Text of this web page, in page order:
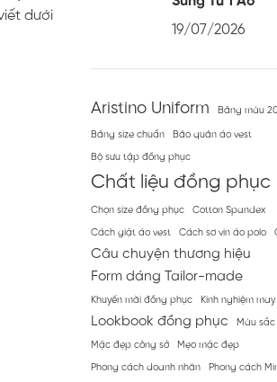
dưới
19/07/2026
Aristino Uniform Bảng màu
Bảng size chuẩn Bảo quản áo vest
Bộ sưu tập đồng phục
Chất liệu đồng phục
Chọn size đồng phục Cotton Spandex
Cách giặt áo vest Cách sơ vin áo polo
Câu chuyện thương hiệu
Form dáng Tailor-made
Khuyến mãi đồng phục Kinh nghiệm
Lookbook đồng phục Màu
Mặc đẹp công sở Mẹo mặc đẹp
Phong cách doanh nhân Phong cách